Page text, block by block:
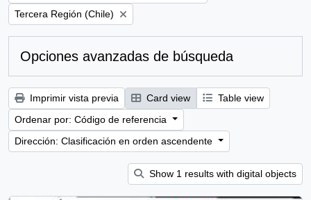
Remove filter:
Tercera Región (Chile)
Opciones avanzadas de búsqueda
Imprimir vista previa Card view
Table view
Ordenar por: Código de referencia
Dirección: Clasificación en orden ascendente
Show 1 results with digital objects